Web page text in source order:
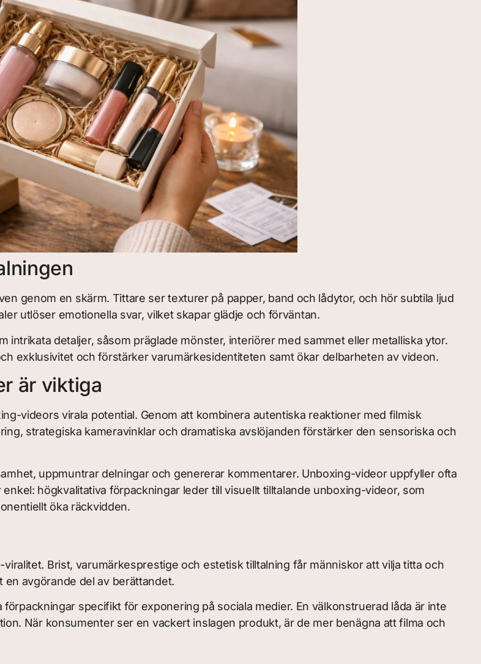
genom en skärm. Tittare ser texturer på papper, band och lådytor, och hör subtila ljud
utlöser emotionella svar, vilket skapar glädje och förväntan.
detaljer, såsom präglade mönster, interiörer med sammet eller metalliska ytor.
exklusivitet och förstärker varumärkesidentiteten samt ökar delbarheten av videon.
är viktiga
videors virala potential. Genom att kombinera autentiska reaktioner med filmisk
strategiska kameravinklar och dramatiska avslöjanden förstärker den sensoriska och
uppmuntrar delningar och genererar kommentarer. Unboxing-videor uppfyller ofta
högkvalitativa förpackningar leder till visuellt tilltalande unboxing-videor, som
öka räckvidden.
Brist, varumärkesprestige och estetisk tilltalning får människor att vilja titta och
avgörande del av berättandet.
specifikt för exponering på sociala medier. En välkonstruerad låda är inte
När konsumenter ser en vackert inslagen produkt, är de mer benägna att filma och